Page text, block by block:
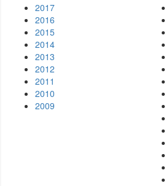
2017
2016
2015
2014
2013
2012
2011
2010
2009